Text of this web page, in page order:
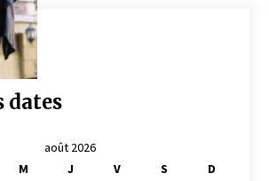
dates
août 2026
M J V S
D